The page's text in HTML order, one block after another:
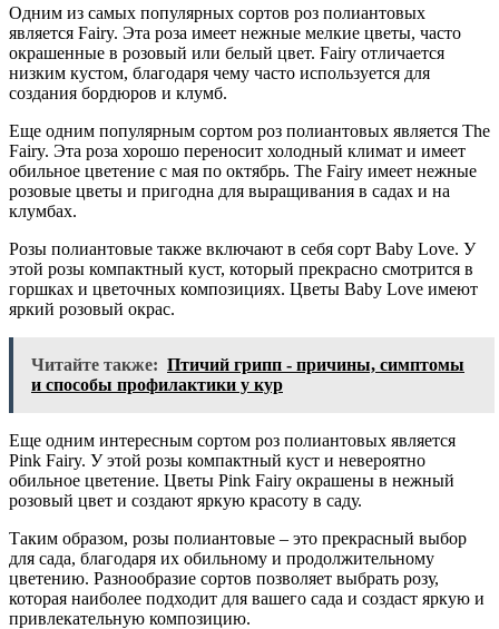
Одним из самых популярных сортов роз полиантовых
является Fairy. Эта роза имеет нежные мелкие цветы, часто
окрашенные в розовый или белый цвет. Fairy отличается
низким кустом, благодаря чему часто используется для
создания бордюров и клумб.
Еще одним популярным сортом роз полиантовых является The
Fairy. Эта роза хорошо переносит холодный климат и имеет
обильное цветение с мая по октябрь. The Fairy имеет нежные
розовые цветы и пригодна для выращивания в садах и на
клумбах.
Розы полиантовые также включают в себя сорт Baby Love. У
этой розы компактный куст, который прекрасно смотрится в
горшках и цветочных композициях. Цветы Baby Love имеют
яркий розовый окрас.
Читайте также: Птичий грипп - причины, симптомы
и способы профилактики у кур
Еще одним интересным сортом роз полиантовых является
Pink Fairy. У этой розы компактный куст и невероятно
обильное цветение. Цветы Pink Fairy окрашены в нежный
розовый цвет и создают яркую красоту в саду.
Таким образом, розы полиантовые – это прекрасный выбор
для сада, благодаря их обильному и продолжительному
цветению. Разнообразие сортов позволяет выбрать розу,
которая наиболее подходит для вашего сада и создаст яркую и
привлекательную композицию.